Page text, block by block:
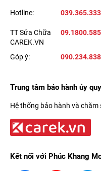
Hotline:
TT Sửa Chữa
CAREK.VN
Góp ý:
Trung tâm bảo hành ủy
Hệ thống bảo hành và
Kết nối với Phúc Khang